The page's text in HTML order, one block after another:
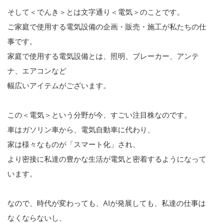
そして＜でんき＞とは文字通り＜電気＞のことです。
ご家庭で使用する電気設備の企画・販売・施工が私たちの仕
事です。
家庭で使用する電気設備とは、照明、ブレーカー、アンテ
ナ、エアコンなど
幅広いアイテムがございます。
この＜電気＞という分野が今、すごい注目株なのです。
車はガソリン車から、電気自動車に代わり、
家は様々なものが「スマート化」され、
より密接に私達の豊かな生活が電気と密着するようになって
います。
なので、時代が変わっても、AIが発展しても、私達の仕事は
なくならないし、